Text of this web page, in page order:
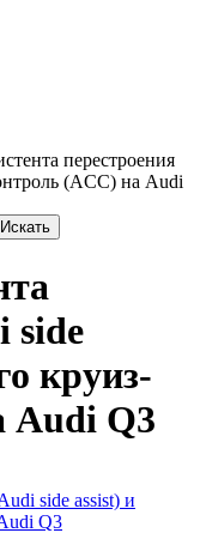
перестроения
(ACC) на Audi
side
круиз-
Audi Q3